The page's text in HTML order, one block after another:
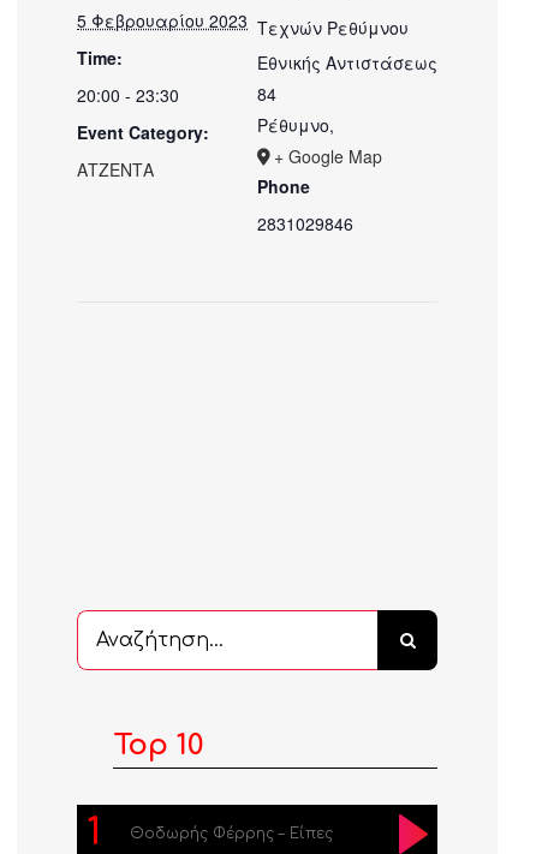
5 Φεβρουαρίου 2023
Time:
20:00 - 23:30
Event Category:
ΑΤΖΕΝΤΑ
Τεχνών Ρεθύμνου
Εθνικής Αντιστάσεως
84
Ρέθυμνο,
+ Google Map
Phone
2831029846
Αναζήτηση
...
Top 10
1 Θοδωρής Φέρρης – Είπες